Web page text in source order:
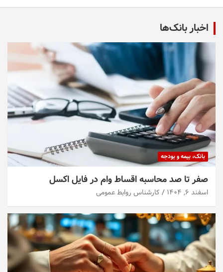
اخبار بانک‌ها
بانک، بیمه و بودجه
صفر تا صد محاسبه اقساط وام در فایل اکسل
اسفند ۶, ۱۴۰۴ کارشناس روابط عمومی